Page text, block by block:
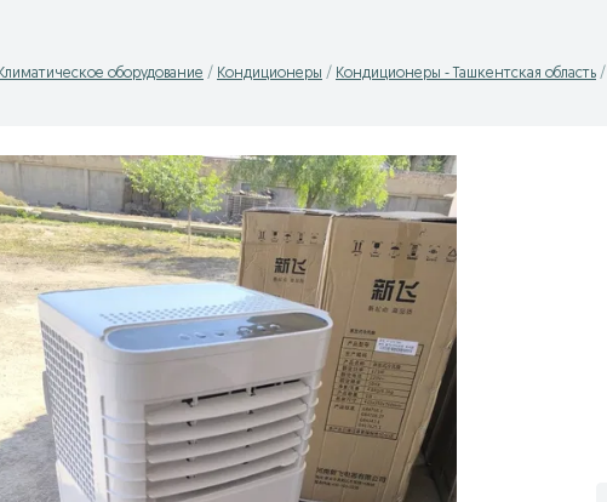
Климатическое оборудование Кондиционеры Кондиционеры - Ташкентская область